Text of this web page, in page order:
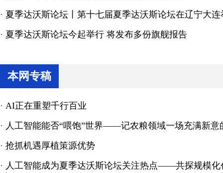
· 夏季达沃斯论坛丨第十七届夏季达沃斯论坛在辽宁大连
· 夏季达沃斯论坛今起举行 将发布多份旗舰报告
本网专稿
· AI正在重塑千行百业
· 人工智能能否“喂饱”世界——记农粮领域一场充满新意
· 抢抓机遇厚植策源优势
· 人工智能成为夏季达沃斯论坛关注热点——共探规模化